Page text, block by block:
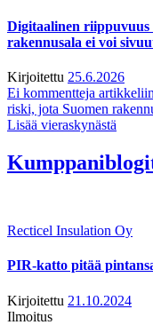
Digitaalinen riippuvuus
rakennusala ei voi
Kirjoitettu 25.6.2026
Ei kommentteja
riski, jota Suomen
Lisää vieraskynästä
Recticel Insulation Oy
PIR-katto pitää
Kirjoitettu 21.10.2024
Ilmoitus